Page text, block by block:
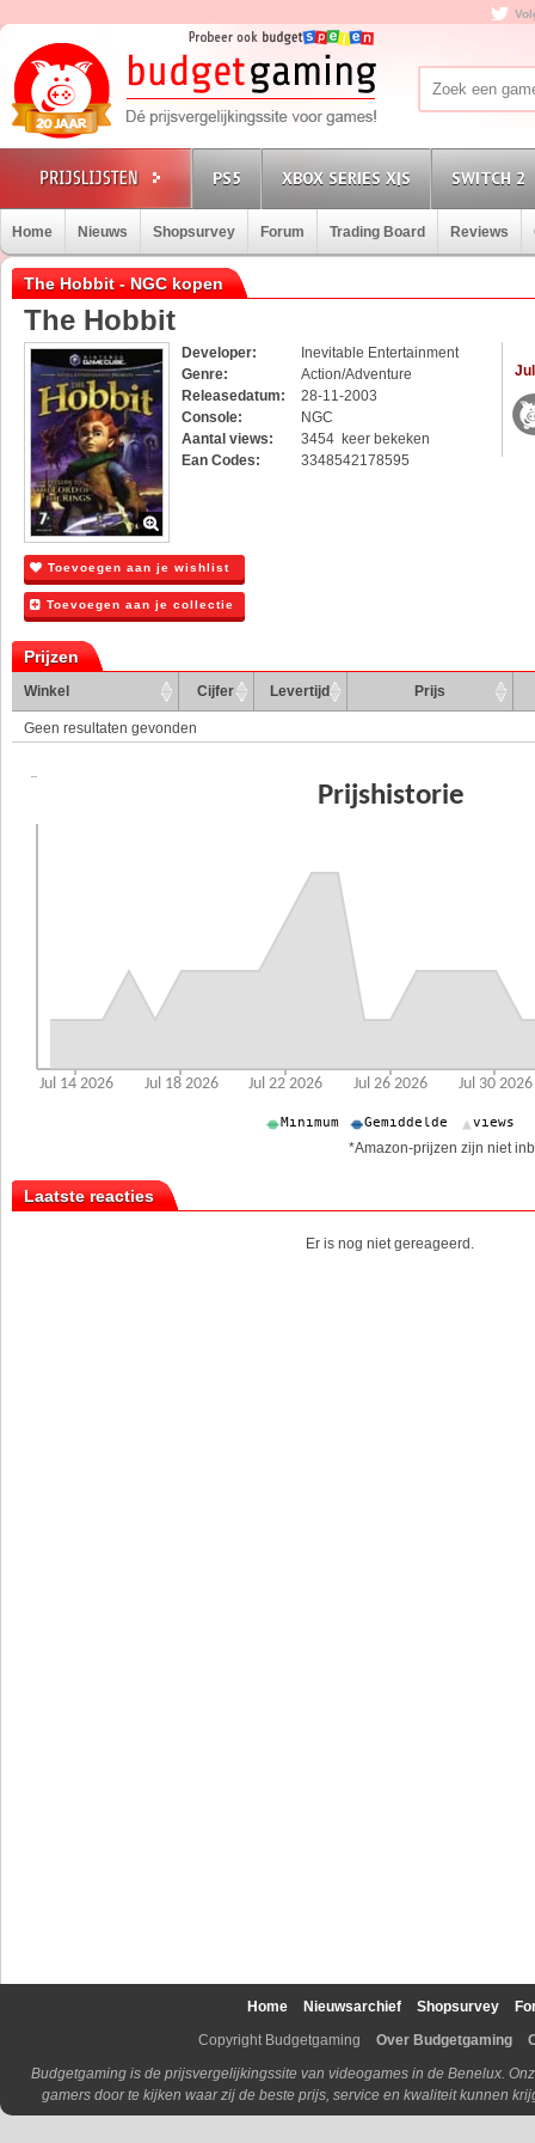
PS5 XBOX SERIES X|S SWITCH 2
Home Nieuws Shopsurvey Forum Trading Board Reviews
The Hobbit - NGC kopen
The Hobbit
Developer:
Inevitable Entertainment
Genre:
Action/Adventure
Releasedatum:
28-11-2003
Console:
NGC
Aantal views:
3454 keer bekeken
Ean Codes:
3348542178595
Toevoegen aan je wishlist
Toevoegen aan je collectie
Prijzen
Winkel Cijfer Levertijd Prijs
Geen resultaten gevonden
*Amazon-prijzen zijn niet
Laatste reacties
Er is nog niet gereageerd.
Home Nieuwsarchief Shopsurvey
Copyright Budgetgaming
Over Budgetgaming
Budgetgaming is de prijsvergelijkingssite van videogames in de Benelux.
gamers door te kijken waar zij de beste prijs, service en kwaliteit kunnen